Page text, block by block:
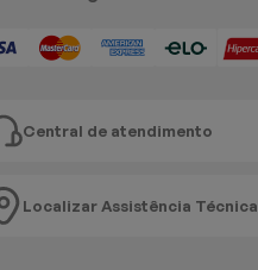
Central de atendimento
Localizar Assistência Técnica